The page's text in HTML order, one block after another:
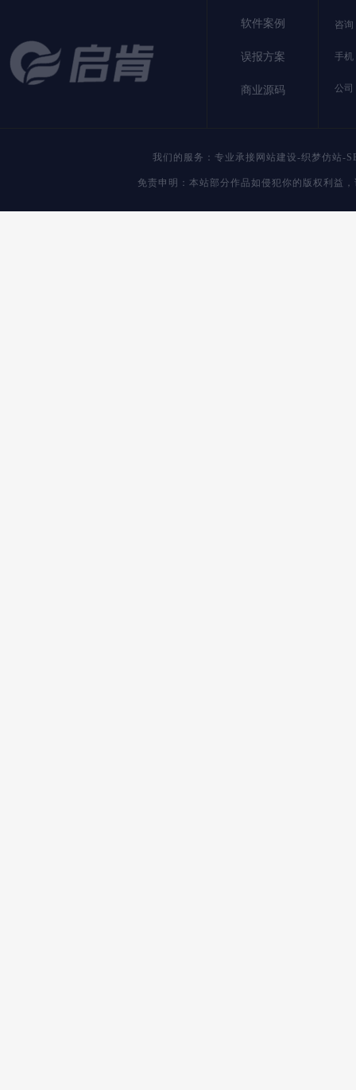
软件案例
误报方案
商业源码
咨询
手机
公司
我们的服务：专业承接网站建设-织梦仿站-
免责申明：本站部分作品如侵犯你的版权利益